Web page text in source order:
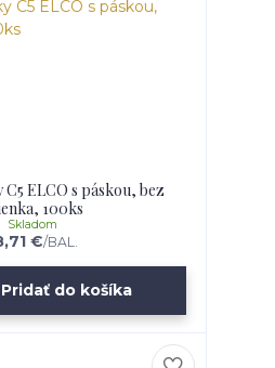
ELCO s páskou, bez
100ks
€/BAL.
Skladom
Pridať do košíka